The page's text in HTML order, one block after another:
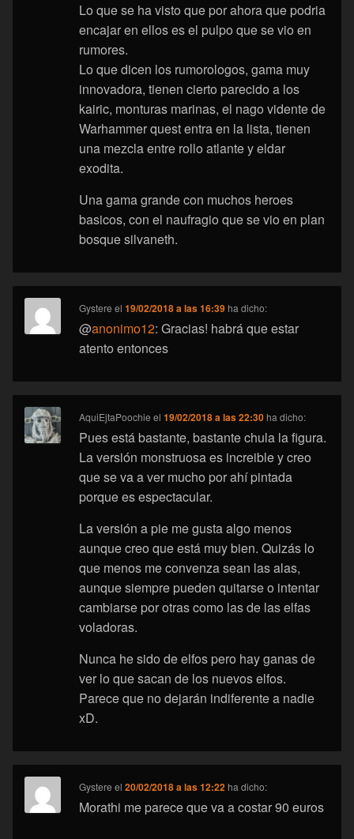
Lo que se ha visto que por ahora que podria
encajar en ellos es el pulpo que se vio en
rumores.
Lo que dicen los rumorologos, gama muy
innovadora, tienen cierto parecido a los
kairic, monturas marinas, el nago vidente de
Warhammer quest entra en la lista, tienen
una mezcla entre rollo atlante y eldar
exodita.
Una gama grande con muchos heroes
basicos, con el naufragio que se vio en plan
bosque silvaneth.
Gystere el19/02/2018 a las 16:39 ha dicho:
@anonimo12: Gracias! habrá que estar
atento entonces
AquiEjtaPoochie el19/02/2018 a las 22:30 ha dicho:
Pues está bastante, bastante chula la figura.
La versión monstruosa es increible y creo
que se va a ver mucho por ahí pintada
porque es espectacular.
La versión a pie me gusta algo menos
aunque creo que está muy bien. Quizás lo
que menos me convenza sean las alas,
aunque siempre pueden quitarse o intentar
cambiarse por otras como las de las elfas
voladoras.
Nunca he sido de elfos pero hay ganas de
ver lo que sacan de los nuevos elfos.
Parece que no dejarán indiferente a nadie
xD.
Gystere el20/02/2018 a las 12:22 ha dicho:
Morathi me parece que va a costar 90 euros